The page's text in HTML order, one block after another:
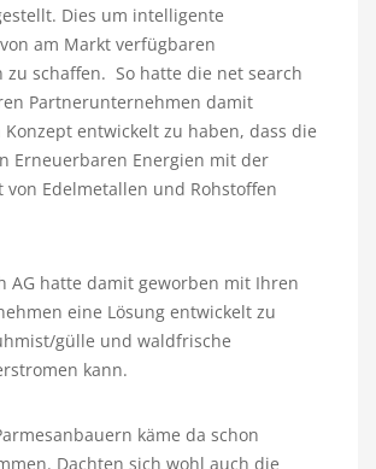
Dies um intelligente
am Markt verfügbaren
zu schaffen. So hatte die net search
Partnerunternehmen damit
entwickelt zu haben, dass die
Erneuerbaren Energien mit der
von Edelmetallen und Rohstoffen
AG hatte damit geworben mit Ihren
eine Lösung entwickelt zu
gülle und waldfrische
kann.
käme da schon
Dachten sich wohl auch die